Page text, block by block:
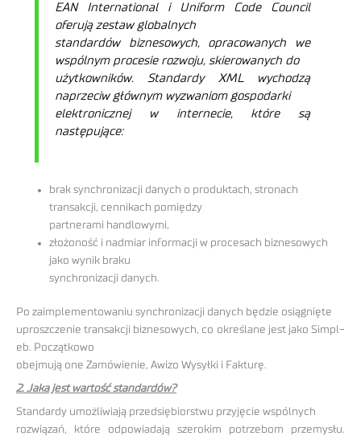
EAN International i Uniform Code Council
oferują zestaw globalnych
standardów biznesowych, opracowanych we
wspólnym procesie rozwoju, skierowanych do
użytkowników. Standardy XML wychodzą
naprzeciw głównym wyzwaniom gospodarki
elektronicznej w internecie, które są
następujące:
brak synchronizacji danych o produktach, stronach
transakcji, cennikach pomiędzy
partnerami handlowymi,
złożoność i nadmiar informacji w procesach biznesowych
jako wynik braku
synchronizacji danych.
Po zaimplementowaniu synchronizacji danych będzie osiągnięte
uproszczenie transakcji biznesowych, co określane jest jako Simpl-
eb. Początkowo
obejmują one Zamówienie, Awizo Wysyłki i Fakturę.
2. Jaka jest wartość standardów?
Standardy umożliwiają przedsiębiorstwu przyjęcie wspólnych
rozwiązań, które odpowiadają szerokim potrzebom przemysłu.